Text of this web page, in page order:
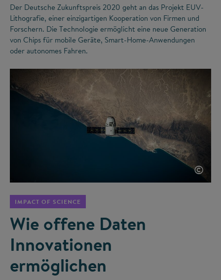
Der Deutsche Zukunftspreis 2020 geht an das Projekt EUV-
Lithografie, einer einzigartigen Kooperation von Firmen und
Forschern. Die Technologie ermöglicht eine neue Generation
von Chips für mobile Geräte, Smart-Home-Anwendungen
oder autonomes Fahren.
©
IMPACT OF SCIENCE
Wie offene Daten
Innovationen
ermöglichen